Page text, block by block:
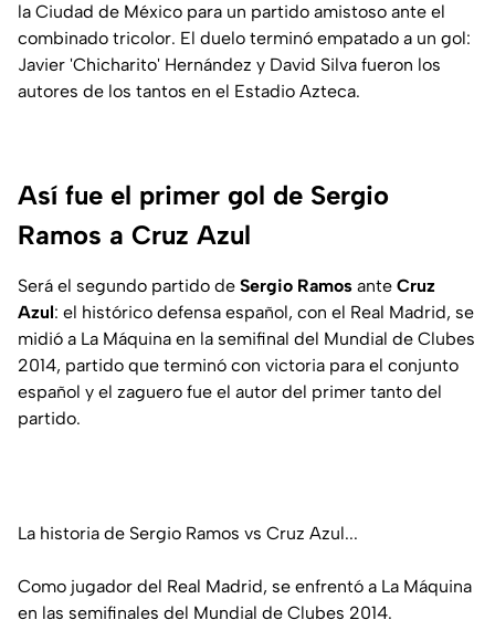
la Ciudad de México para un partido amistoso ante el
combinado tricolor. El duelo terminó empatado a un gol:
Javier 'Chicharito' Hernández y David Silva fueron los
autores de los tantos en el Estadio Azteca.
Así fue el primer gol de Sergio
Ramos a Cruz Azul
Será el segundo partido de Sergio Ramos ante Cruz
Azul: el histórico defensa español, con el Real Madrid, se
midió a La Máquina en la semifinal del Mundial de Clubes
2014, partido que terminó con victoria para el conjunto
español y el zaguero fue el autor del primer tanto del
partido.
La historia de Sergio Ramos vs Cruz Azul...
Como jugador del Real Madrid, se enfrentó a La Máquina
en las semifinales del Mundial de Clubes 2014.